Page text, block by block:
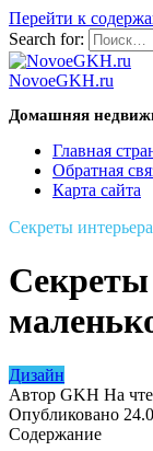
Перейти к
Search for:
NovoeGKH.ru
Домашняя
Главная
Обратная
Карта сайта
Секреты
Секреты
Дизайн
Автор GKH На
Опубликовано
Содержание